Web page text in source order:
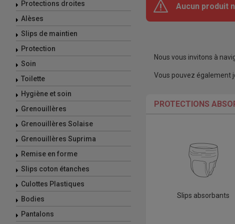
Protections droites
Alèses
Slips de maintien
Protection
Soin
Toilette
Hygiène et soin
Grenouillères
Grenouillères Solaise
Grenouillères Suprima
Remise en forme
Slips coton étanches
Culottes Plastiques
Bodies
Pantalons
Aucun produit
Nous vous invitons à
Vous pouvez également
PROTECTIONS
Slips absorbants